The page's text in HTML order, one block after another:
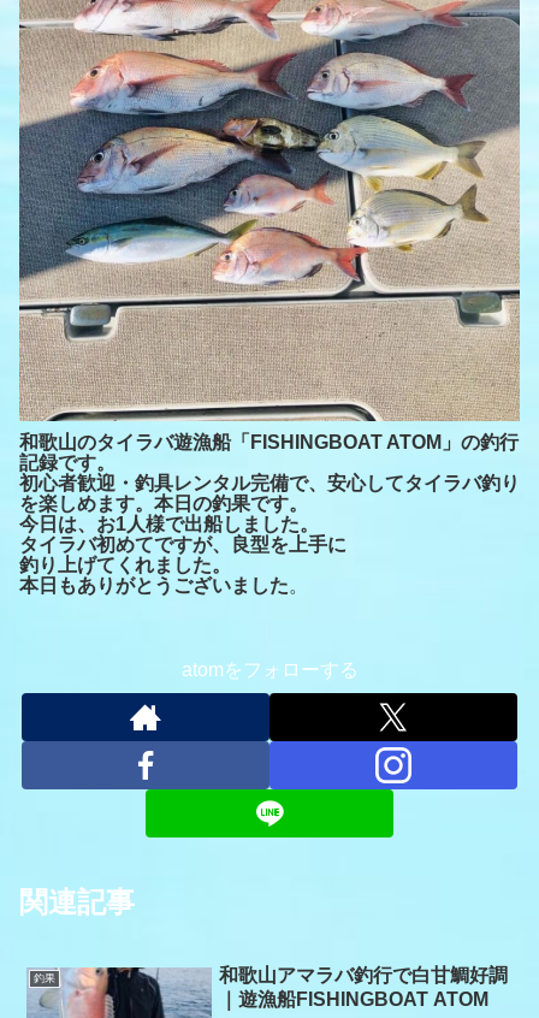
和歌山のタイラバ遊漁船「FISHINGBOAT ATOM」の釣行
記録です。
初心者歓迎・釣具レンタル完備で、安心してタイラバ釣り
を楽しめます。本日の釣果です。
今日は、お1人様で出船しました。
タイラバ初めてですが、良型を上手に
釣り上げてくれました。
本日もありがとうございました。
atomをフォローする
関連記事
釣果
和歌山アマラバ釣行で白甘鯛好調
｜遊漁船FISHINGBOAT ATOM